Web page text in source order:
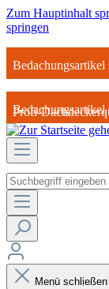
Zum Hauptinhalt
springen
Bedachungsartikel
Profi-
Standort in
Made in Germany
Bedachungsartikel
Profi-
Standort in
Made in Germany
Menü schließen